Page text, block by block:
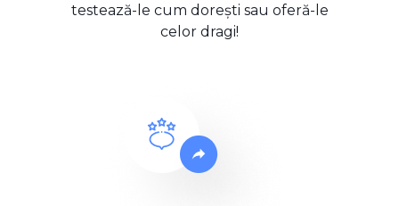
testează-le cum dorești sau oferă-le
celor dragi!